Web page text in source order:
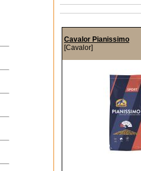
Cavalor Pianissimo
[Cavalor]